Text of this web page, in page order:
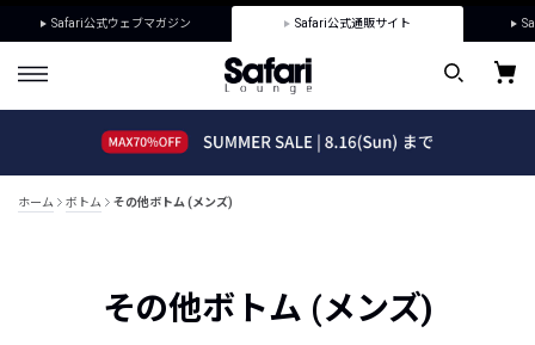
Safari公式ウェブマガジン Safari公式通販サイト
ホーム ボトム その他ボトム (メンズ)
その他ボトム (メンズ)